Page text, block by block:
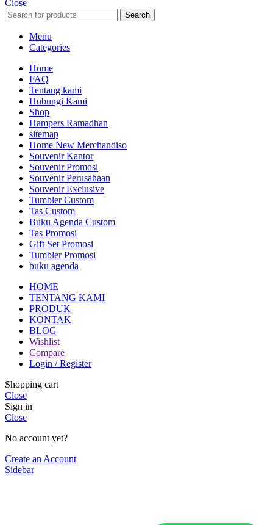
Close
Search
Menu
Categories
Home
FAQ
Tentang kami
Hubungi Kami
Shop
Hampers Ramadhan
sitemap
Home New Merchandiso
Souvenir Kantor
Souvenir Promosi
Souvenir Perusahaan
Souvenir Exclusive
Tumbler Custom
Tas Custom
Buku Agenda Custom
Tas Promosi
Gift Set Promosi
Tumbler Promosi
buku agenda
HOME
TENTANG KAMI
PRODUK
KONTAK
BLOG
Wishlist
Compare
Login / Register
Shopping cart
Close
Sign in
Close
No account yet?
Create an Account
Sidebar